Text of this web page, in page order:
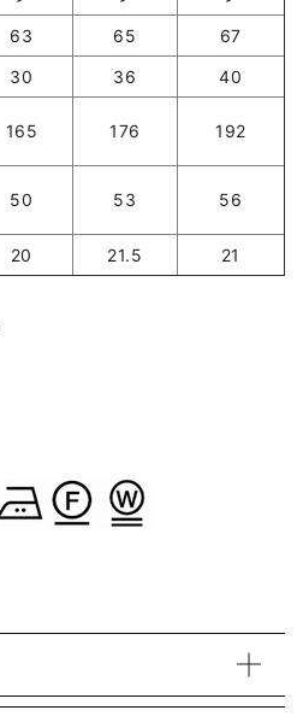
63 65
67
30 36
40
165 176 192
50 53 56
20 21.5 21